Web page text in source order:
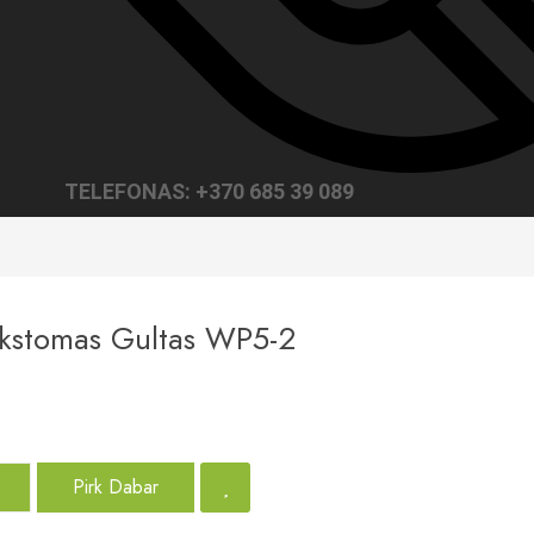
TELEFONAS: +370 685 39 089
Gultas WP5-2
Pirk Dabar